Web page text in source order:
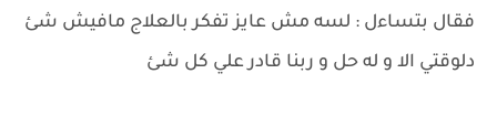
فقال بتساءل : لسه مش عايز تفكر بالعلاج مافيش شئ
دلوقتي الا و له حل و ربنا قادر علي كل شئ